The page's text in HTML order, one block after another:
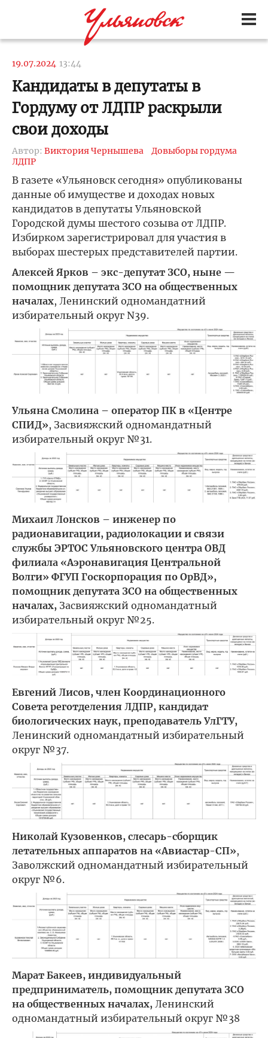
19.07.2024 13:44
Кандидаты в депутаты в
Гордуму от ЛДПР раскрыли
свои доходы
Автор: Виктория Чернышева
Довыборы гордума
ЛДПР
В газете «Ульяновск сегодня» опубликованы
данные об имуществе и доходах новых
кандидатов в депутаты Ульяновской
Городской думы шестого созыва от ЛДПР.
Избирком зарегистрировал для участия в
выборах шестерых представителей партии.
Алексей Ярков – экс-депутат ЗСО, ныне —
помощник депутата ЗСО на общественных
началах, Ленинский одномандатний
избирательный округ N39.
Ульяна Смолина – оператор ПК в «Центре
СПИД», Засвияжский одномандатный
избирательный округ №31.
Михаил Лонсков – инженер по
радионавигации, радиолокации и связи
службы ЭРТОС Ульяновского центра ОВД
филиала «Аэронавигация Центральной
Волги» ФГУП Госкорпорация по ОрВД»,
помощник депутата ЗСО на общественных
началах, Засвияжский одномандатный
избирательный округ №25.
Евгений Лисов, член Координационного
Совета реготделения ЛДПР, кандидат
биологических наук, преподаватель УлГТУ,
Ленинский одномандатный избирательный
округ №37.
Николай Кузовенков, слесарь-сборщик
летательных аппаратов на «Авиастар-СП»,
Заволжский одномандатный избирательный
округ №6.
Марат Бакеев, индивидуальный
предприниматель, помощник депутата ЗСО
на общественных началах, Ленинский
одномандатный избирательный округ №38